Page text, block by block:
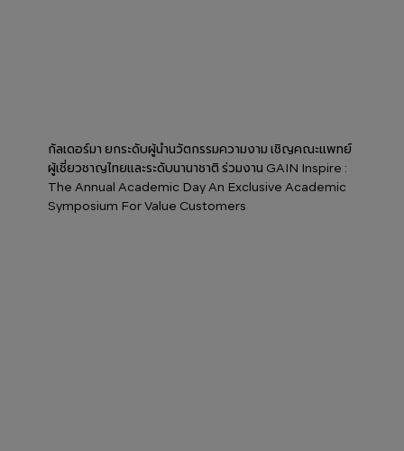
กัลเดอร์มา ยกระดับผู้นำนวัตกรรมความงาม เชิญคณะแพทย์
ผู้เชี่ยวชาญไทยและระดับนานาชาติ ร่วมงาน GAIN Inspire :
The Annual Academic Day An Exclusive Academic
Symposium For Value Customers